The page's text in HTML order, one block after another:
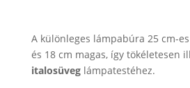
A különleges lámpabúra 25 cm-
és 18 cm magas, így tökéletesen
italosüveglámpatestéhez.